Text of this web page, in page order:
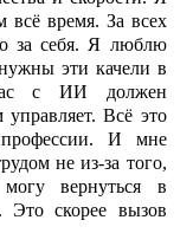
всё время. За всех
за себя. Я люблю
эти качели в
с ИИ должен
управляет. Всё это
профессии. И мне
не из-за того,
вернуться в
Это скорее вызов